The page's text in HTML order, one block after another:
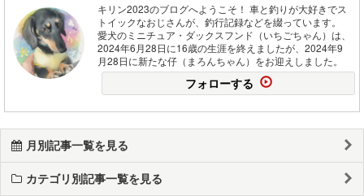
キリン2023のブログへようこそ！ 車と釣りが大好きでス
トイックなおじさんが、釣行記録などを綴っています。
愛犬のミニチュア・ダックスフンド（いちごちゃん）は、
2024年6月28日に16歳の生涯を終えましたが、2024年9
月28日に新たな仔（まろんちゃん）をお迎えしました。
フォローする
月別記事一覧を見る
カテゴリ別記事一覧を見る